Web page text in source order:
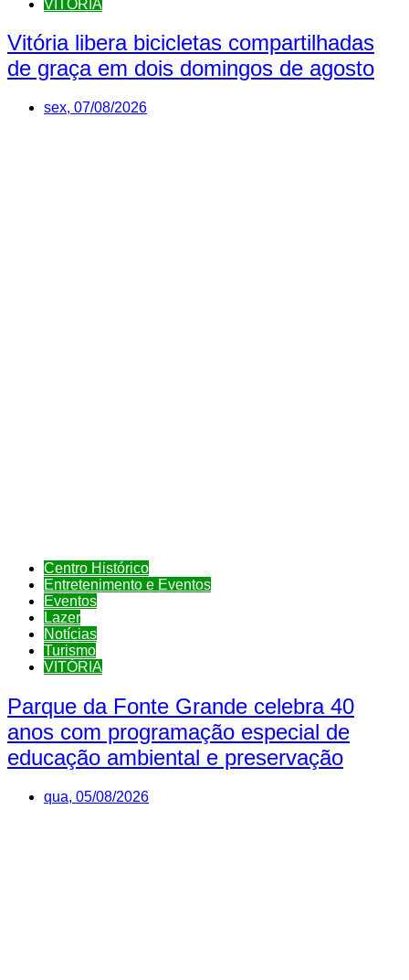
VITÓRIA
Vitória libera bicicletas compartilhadas
de graça em dois domingos de agosto
sex, 07/08/2026
Centro Histórico
Entretenimento e Eventos
Eventos
Lazer
Notícias
Turismo
VITÓRIA
Parque da Fonte Grande celebra 40
anos com programação especial de
educação ambiental e preservação
qua, 05/08/2026